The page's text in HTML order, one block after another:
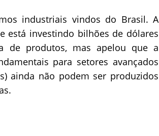
industriais vindos do Brasil. A
está investindo bilhões de dólares
de produtos, mas apelou que a
para setores avançados
ainda não podem ser produzidos